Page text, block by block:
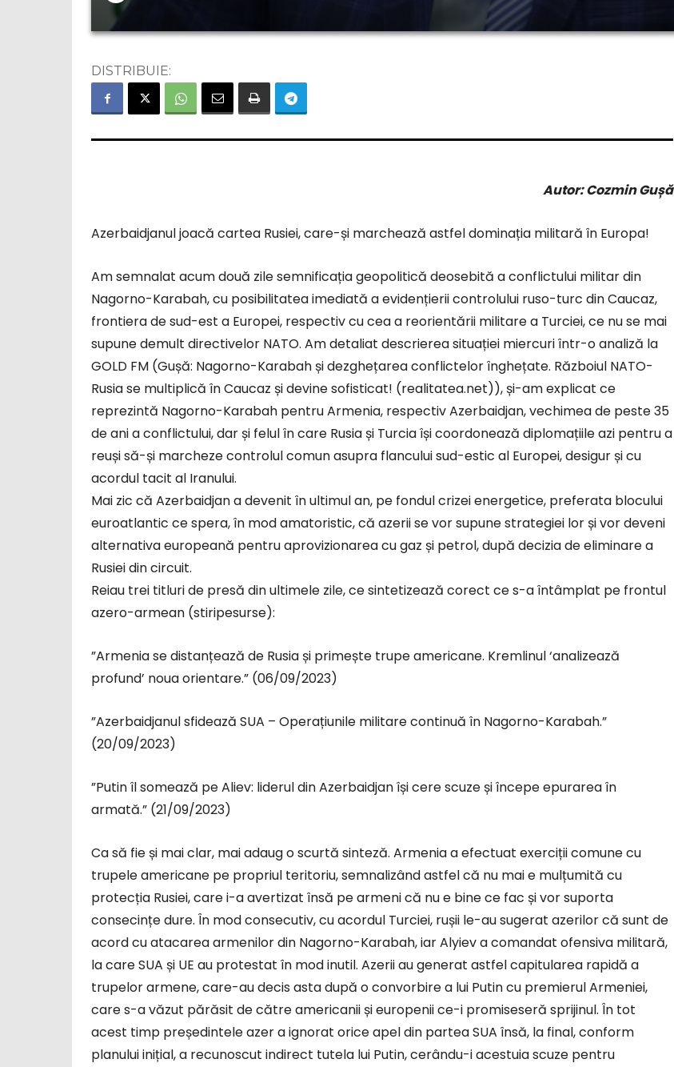
DISTRIBUIE:
Autor: Cozmin Gușă
Azerbaidjanul joacă cartea Rusiei, care-și marchează astfel dominația militară în Europa!
Am semnalat acum două zile semnificația geopolitică deosebită a conflictului militar din
Nagorno-Karabah, cu posibilitatea imediată a evidențierii controlului ruso-turc din Caucaz,
frontiera de sud-est a Europei, respectiv cu cea a reorientării militare a Turciei, ce nu se mai
supune demult directivelor NATO. Am detaliat descrierea situației miercuri într-o analiză la
GOLD FM (Gușă: Nagorno-Karabah și dezghețarea conflictelor înghețate. Războiul NATO-
Rusia se multiplică în Caucaz și devine sofisticat! (realitatea.net)), și-am explicat ce
reprezintă Nagorno-Karabah pentru Armenia, respectiv Azerbaidjan, vechimea de peste 35
de ani a conflictului, dar și felul în care Rusia și Turcia își coordonează diplomațiile azi pentru a
reuși să-și marcheze controlul comun asupra flancului sud-estic al Europei, desigur și cu
acordul tacit al Iranului.
Mai zic că Azerbaidjan a devenit în ultimul an, pe fondul crizei energetice, preferata blocului
euroatlantic ce spera, în mod amatoristic, că azerii se vor supune strategiei lor și vor deveni
alternativa europeană pentru aprovizionarea cu gaz și petrol, după decizia de eliminare a
Rusiei din circuit.
Reiau trei titluri de presă din ultimele zile, ce sintetizează corect ce s-a întâmplat pe frontul
azero-armean (stiripesurse):
”Armenia se distanțează de Rusia și primește trupe americane. Kremlinul ‘analizează
profund’ noua orientare.” (06/09/2023)
”Azerbaidjanul sfidează SUA – Operațiunile militare continuă în Nagorno-Karabah.”
(20/09/2023)
”Putin îl somează pe Aliev: liderul din Azerbaidjan își cere scuze și începe epurarea în
armată.” (21/09/2023)
Ca să fie și mai clar, mai adaug o scurtă sinteză. Armenia a efectuat exerciții comune cu
trupele americane pe propriul teritoriu, semnalizând astfel că nu mai e mulțumită cu
protecția Rusiei, care i-a avertizat însă pe armeni că nu e bine ce fac și vor suporta
consecințe dure. În mod consecutiv, cu acordul Turciei, rușii le-au sugerat azerilor că sunt de
acord cu atacarea armenilor din Nagorno-Karabah, iar Alyiev a comandat ofensiva militară,
la care SUA și UE au protestat în mod inutil. Azerii au generat astfel capitularea rapidă a
trupelor armene, care-au decis asta după o convorbire a lui Putin cu premierul Armeniei,
care s-a văzut părăsit de către americanii și europenii ce-i promiseseră sprijinul. În tot
acest timp președintele azer a ignorat orice apel din partea SUA însă, la final, conform
planului inițial, a recunoscut indirect tutela lui Putin, cerându-i acestuia scuze pentru